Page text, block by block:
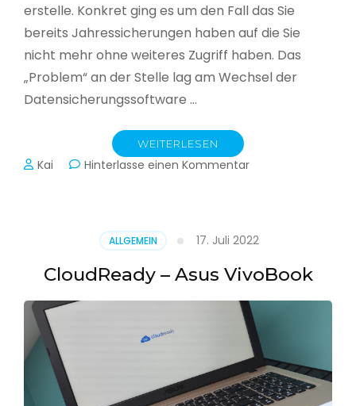
erstelle. Konkret ging es um den Fall das Sie
bereits Jahressicherungen haben auf die Sie
nicht mehr ohne weiteres Zugriff haben. Das
„Problem“ an der Stelle lag am Wechsel der
Datensicherungssoftware …
WEITERLESEN
Kai Hinterlasse einen Kommentarzu
Jahressicherung
ALLGEMEIN 17. Juli 2022
CloudReady – Asus VivoBook